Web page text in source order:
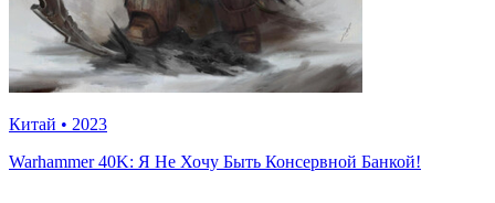
Китай • 2023
Warhammer 40K: Я Не Хочу Быть Консервной Банкой!